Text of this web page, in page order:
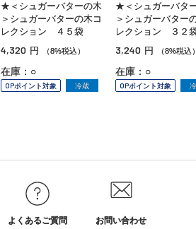
★＜シュガーバターの木
＞シュガーバターの木コ
レクション ４５袋
4,320 円 （8%税込）
在庫：○
OPポイント対象 冷蔵
★＜シュガーバタ
＞シュガーバター
レクション ３２
3,240 円 （8%税込
在庫：○
OPポイント対象
よくあるご質問 お問い合わせ